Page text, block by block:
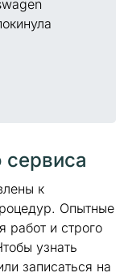
к
Опытные
работ и строго
узнать
записаться на